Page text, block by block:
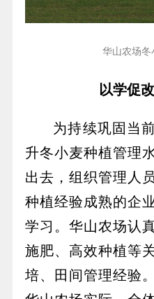
华山农场冬
以学促
为持续巩固当
升冬小麦种植管理
出去，组织管理人
种植经验成熟的企
学习。华山农场认
施肥、高效种植等
培、田间管理经验